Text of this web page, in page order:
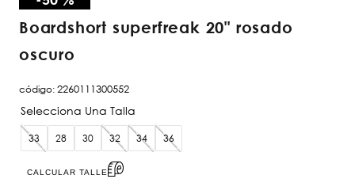
boardshort superfreak 20" rosado
oscuro
código:2260111300552
33 28 30 32 34 36
CALCULAR TALLE